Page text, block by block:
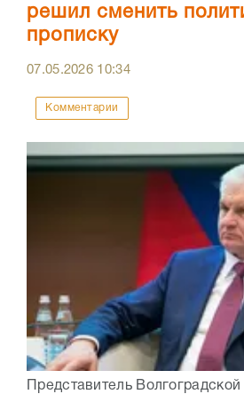
решил сменить
прописку
07.05.2026 10:34
Комментарии
Представитель